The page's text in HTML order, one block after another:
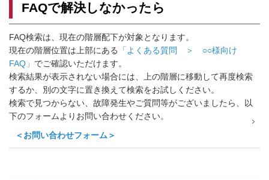
FAQで解決しなかったら
FAQ検索は、現在の階層配下が対象となります。
現在の階層位置は上部にある
「よくある質問 ＞ ○○様向け
FAQ」 でご確認いただけます。
検索結果が表示されない場合には、上の階層に移動して再度検索
するか、別の文字に置き換えて検索をお試しください。
検索で見つからない、故障発生やご質問等がございましたら、以
下のフォームよりお問い合わせください。
＜お問い合わせフォーム＞